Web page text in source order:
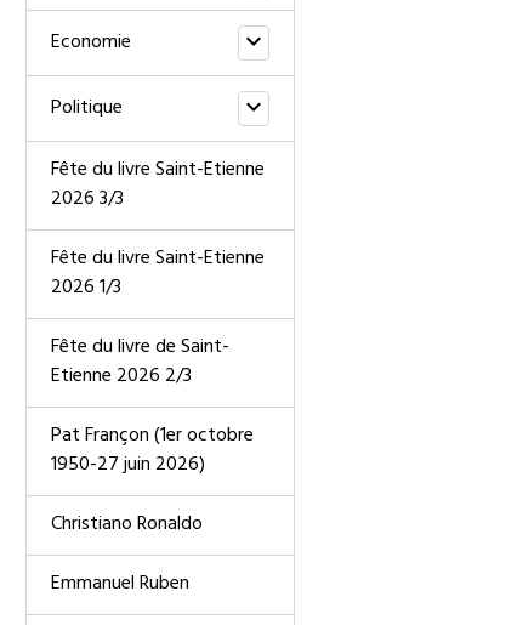
Economie
Politique
Fête du livre Saint-Etienne
2026 3/3
Fête du livre Saint-Etienne
2026 1/3
Fête du livre de Saint-
Etienne 2026 2/3
Pat Françon (1er octobre
1950-27 juin 2026)
Christiano Ronaldo
Emmanuel Ruben